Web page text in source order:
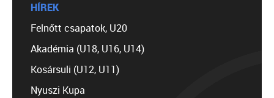
HÍREK
Felnőtt csapatok, U20
Akadémia (U18, U16, U14)
Kosársuli (U12, U11)
Nyuszi Kupa